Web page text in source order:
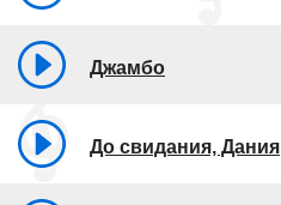
Джамбо
До свидания, Дания